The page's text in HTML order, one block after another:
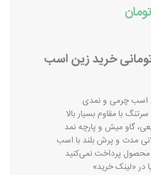
150 هزار تومانی خرید زین اسب
اسب چرمی و نمدی
با مقاوم بسیار بالا
گاو میش و پارچه نمد
مدت و پرش بلند با اسب
محصول پرداخت نمی‌کنید
«لینک خرید»